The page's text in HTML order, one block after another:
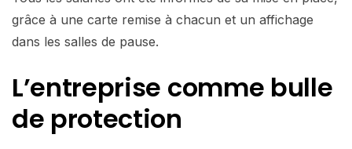
grâce à une carte remise à chacun et un affichage
dans les salles de pause.
L’entreprise comme bulle
de protection